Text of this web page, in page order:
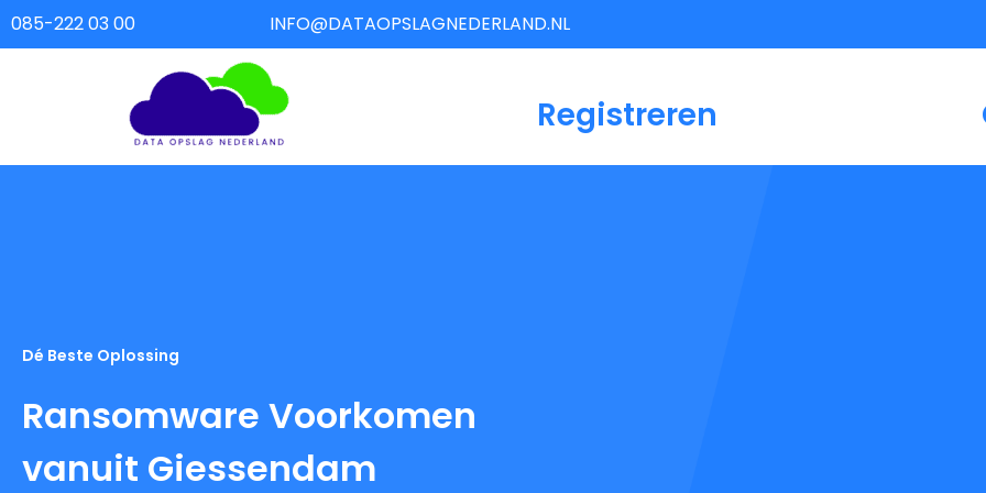
085-222 03 00 INFO@DATAOPSLAGNEDERLAND.NL
Registreren
Dé Beste Oplossing
Ransomware Voorkomen
vanuit Giessendam